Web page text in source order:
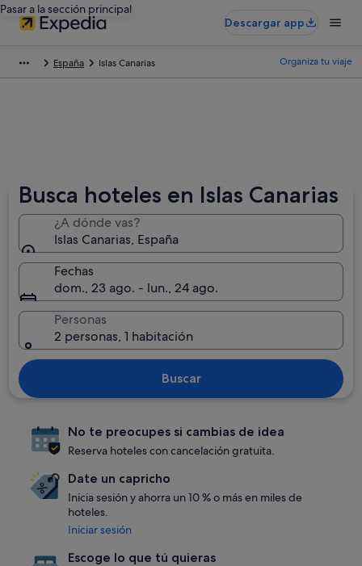
Pasar a la sección principal
Descargar app
España Islas Canarias Organiza tu viaje
Busca hoteles en Islas Canarias
¿A dónde vas?
Islas Canarias, España
Fechas
dom., 23 ago. - lun., 24 ago.
Personas
2 personas, 1 habitación
Buscar
No te preocupes si cambias de idea
Reserva hoteles con cancelación gratuita.
Date un capricho
Inicia sesión y ahorra un 10 % o más en miles de
hoteles.
Iniciar sesión
Escoge lo que tú quieras